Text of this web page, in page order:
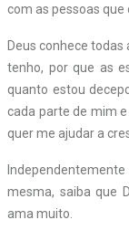
com as pessoas que
Deus conhece todas
tenho, por que as
quanto estou
cada parte de mim
quer me ajudar a
mesma, saiba que
ama muito.